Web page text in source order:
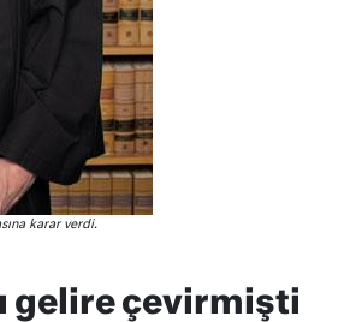
karar verdi.
gelire çevirmişti